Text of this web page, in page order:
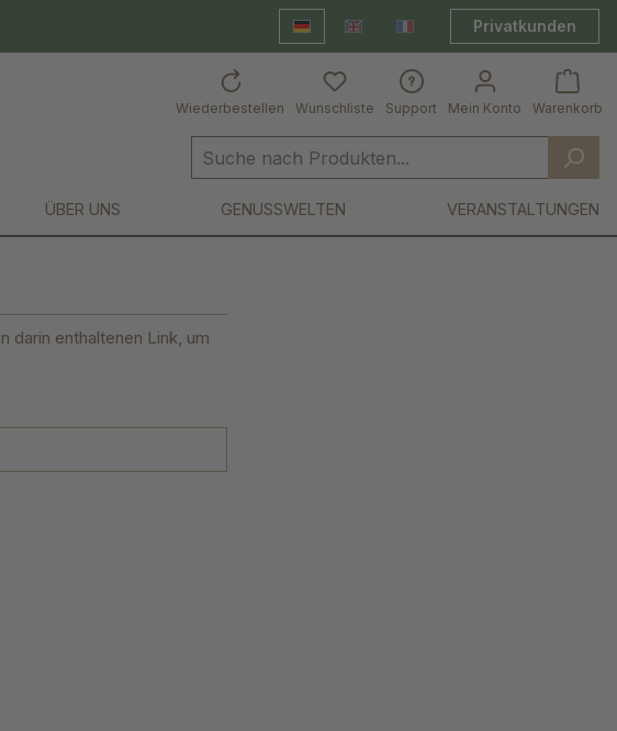
Deutsch Frankreich Shop
Privatkunden
Wiederbestellen Mein Konto
Wunschliste Support Warenkorb
ÜBER UNS GENUSSWELTEN VERANSTALTUNGEN
darin enthaltenen Link, um